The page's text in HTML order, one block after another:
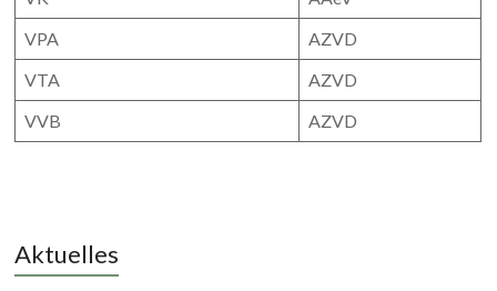
VPA
AZVD
VTA
AZVD
VVB
AZVD
Aktuelles